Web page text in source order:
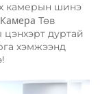
камерын шинэ
Камера Төв
цэнхэрт дуртай
хэмжээнд